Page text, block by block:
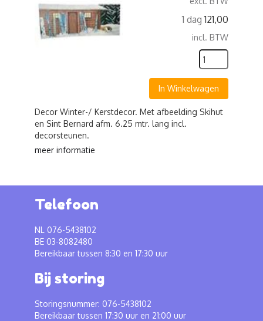
1 dag 121,00
incl. BTW
In Winkelwagen
Decor Winter-/ Kerstdecor. Met afbeelding Skihut
en Sint Bernard afm. 6.25 mtr. lang incl.
decorsteunen.
meer informatie
Telefoon
NL 076-5438102
BE 03-8082480
Bereikbaar tussen 8:30 en 17:30 uur
Bij storing
Storingsnummer: 076-5438102
Bereikbaar tussen 17:30 uur en 21:00 uur